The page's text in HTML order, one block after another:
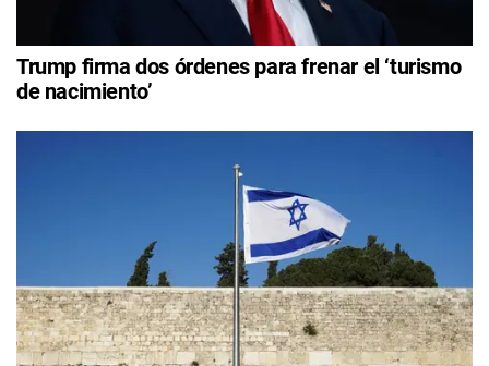
Trump firma dos órdenes para frenar el ‘turismo
de nacimiento’